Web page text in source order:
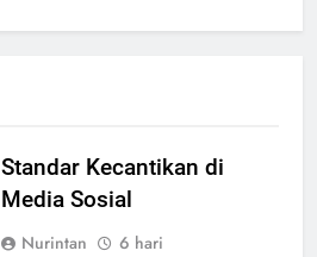
Standar Kecantikan di
Media Sosial
Nurintan
6 hari